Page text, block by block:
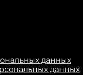
данных
данных